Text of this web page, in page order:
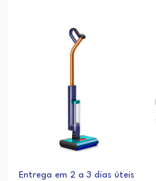
Entrega em 2 a 3 dias úteis